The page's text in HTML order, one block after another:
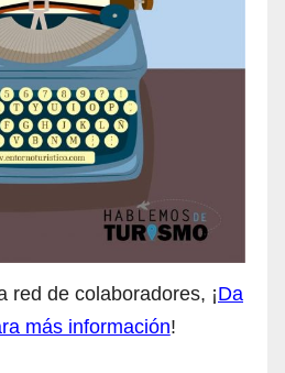
red de colaboradores, ¡Da
más información!